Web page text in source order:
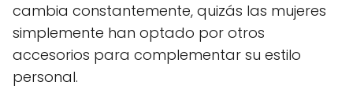
cambia constantemente, quizás las mujeres
simplemente han optado por otros
accesorios para complementar su estilo
personal.